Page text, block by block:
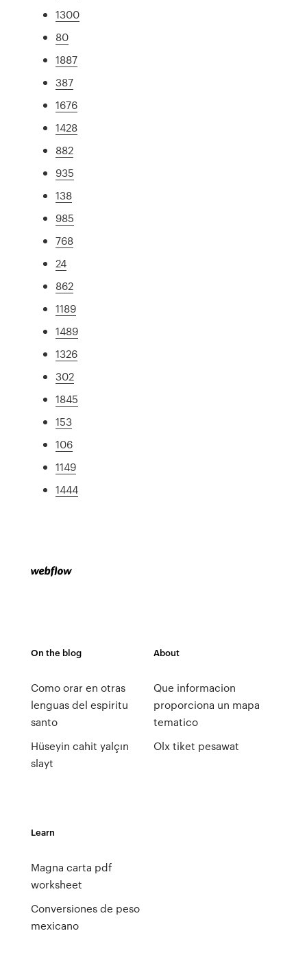
1300
80
1887
387
1676
1428
882
935
138
985
768
24
862
1189
1489
1326
302
1845
153
106
1149
1444
On the blog
Como orar en otras
lenguas del espiritu
santo
Hüseyin cahit yalçın
slayt
About
Que informacion
proporciona un mapa
tematico
Olx tiket pesawat
Learn
Magna carta pdf
worksheet
Conversiones de peso
mexicano